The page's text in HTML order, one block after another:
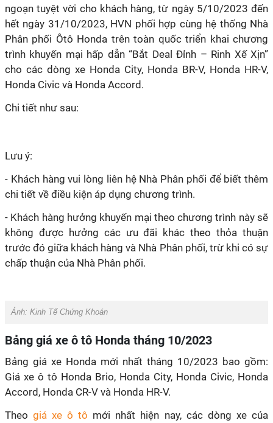
ngoạn tuyệt vời cho khách hàng, từ ngày 5/10/2023 đến
hết ngày 31/10/2023, HVN phối hợp cùng hệ thống Nhà
Phân phối Ôtô Honda trên toàn quốc triển khai chương
trình khuyến mại hấp dẫn “Bắt Deal Đỉnh – Rinh Xế Xịn”
cho các dòng xe Honda City, Honda BR-V, Honda HR-V,
Honda Civic và Honda Accord.
Chi tiết như sau:
Lưu ý:
- Khách hàng vui lòng liên hệ Nhà Phân phối để biết thêm
chi tiết về điều kiện áp dụng chương trình.
- Khách hàng hưởng khuyến mại theo chương trình này sẽ
không được hưởng các ưu đãi khác theo thỏa thuận
trước đó giữa khách hàng và Nhà Phân phối, trừ khi có sự
chấp thuận của Nhà Phân phối.
Ảnh: Kinh Tế Chứng Khoán
Bảng giá xe ô tô Honda tháng 10/2023
Bảng giá xe Honda mới nhất tháng 10/2023 bao gồm:
Giá xe ô tô Honda Brio, Honda City, Honda Civic, Honda
Accord, Honda CR-V và Honda HR-V.
Theo giá xe ô tô mới nhất hiện nay, các dòng xe của